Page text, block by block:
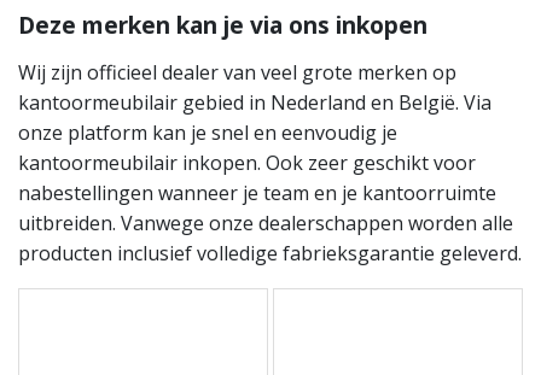
Deze merken kan je via ons inkopen
Wij zijn officieel dealer van veel grote merken op
kantoormeubilair gebied in Nederland en België. Via
onze platform kan je snel en eenvoudig je
kantoormeubilair inkopen. Ook zeer geschikt voor
nabestellingen wanneer je team en je kantoorruimte
uitbreiden. Vanwege onze dealerschappen worden alle
producten inclusief volledige fabrieksgarantie geleverd.